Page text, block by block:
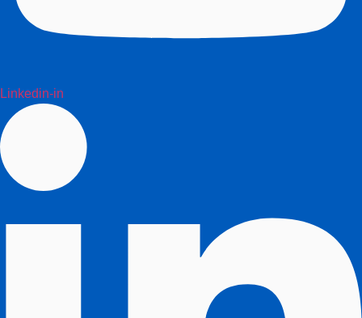
Linkedin-in